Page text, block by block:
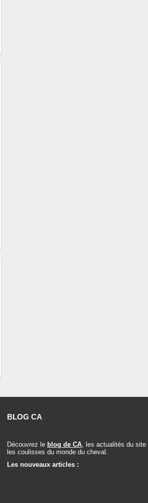
BLOG CA
Découvrez le blog de CA , les actualités du site
les coulisses du monde du cheval.
Les nouveaux articles :